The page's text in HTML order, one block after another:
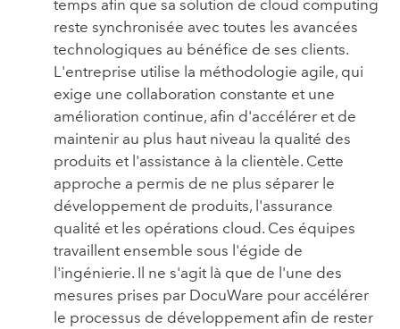
temps afin que sa solution de cloud computing
reste synchronisée avec toutes les avancées
technologiques au bénéfice de ses clients.
L'entreprise utilise la méthodologie agile, qui
exige une collaboration constante et une
amélioration continue, afin d'accélérer et de
maintenir au plus haut niveau la qualité des
produits et l'assistance à la clientèle. Cette
approche a permis de ne plus séparer le
développement de produits, l'assurance
qualité et les opérations cloud. Ces équipes
travaillent ensemble sous l'égide de
l'ingénierie. Il ne s'agit là que de l'une des
mesures prises par DocuWare pour accélérer
le processus de développement afin de rester